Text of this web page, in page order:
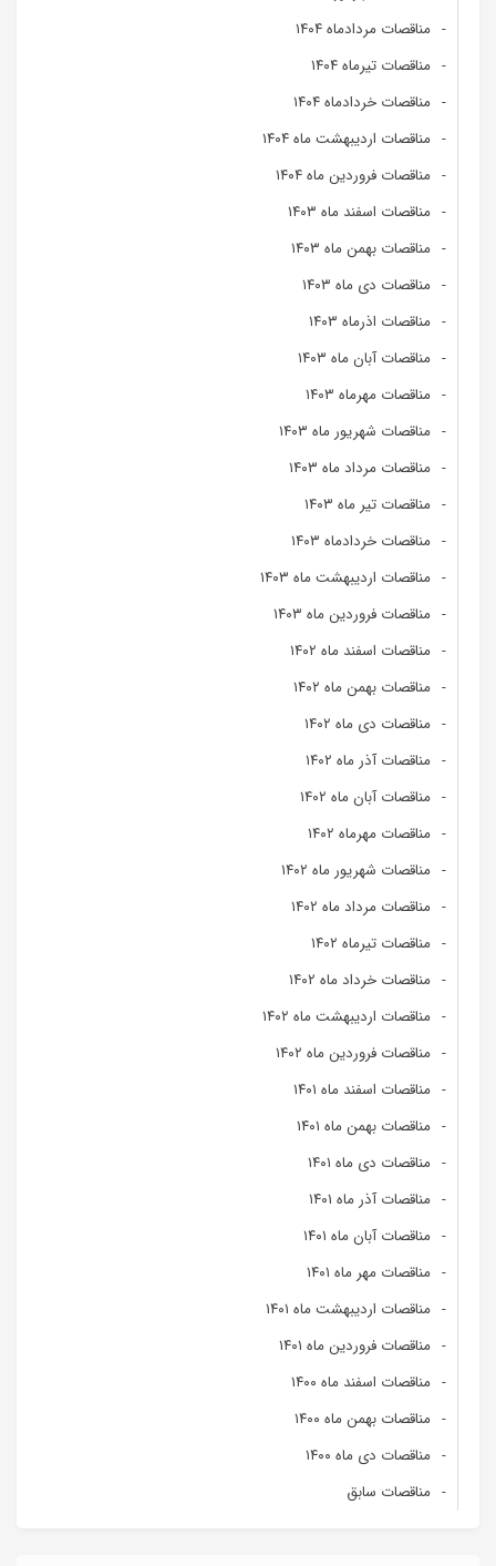
مناقصات مردادماه ۱۴۰۴
مناقصات تیرماه ۱۴۰۴
مناقصات خردادماه ۱۴۰۴
مناقصات اردیبهشت ماه ۱۴۰۴
مناقصات فروردین ماه ۱۴۰۴
مناقصات اسفند ماه ۱۴۰۳
مناقصات بهمن ماه ۱۴۰۳
مناقصات دی ماه ۱۴۰۳
مناقصات اذرماه ۱۴۰۳
مناقصات آبان ماه ۱۴۰۳
مناقصات مهرماه ۱۴۰۳
مناقصات شهریور ماه ۱۴۰۳
مناقصات مرداد ماه ۱۴۰۳
مناقصات تیر ماه ۱۴۰۳
مناقصات خردادماه ۱۴۰۳
مناقصات اردیبهشت ماه ۱۴۰۳
مناقصات فروردین ماه ۱۴۰۳
مناقصات اسفند ماه ۱۴۰۲
مناقصات بهمن ماه ۱۴۰۲
مناقصات دی ماه ۱۴۰۲
مناقصات آذر ماه ۱۴۰۲
مناقصات آبان ماه ۱۴۰۲
مناقصات مهرماه ۱۴۰۲
مناقصات شهریور ماه ۱۴۰۲
مناقصات مرداد ماه ۱۴۰۲
مناقصات تیرماه ۱۴۰۲
مناقصات خرداد ماه ۱۴۰۲
مناقصات اردیبهشت ماه ۱۴۰۲
مناقصات فروردین ماه ۱۴۰۲
مناقصات اسفند ماه ۱۴۰۱
مناقصات بهمن ماه ۱۴۰۱
مناقصات دی ماه ۱۴۰۱
مناقصات آذر ماه ۱۴۰۱
مناقصات آبان ماه ۱۴۰۱
مناقصات مهر ماه ۱۴۰۱
مناقصات اردیبهشت ماه ۱۴۰۱
مناقصات فروردین ماه ۱۴۰۱
مناقصات اسفند ماه ۱۴۰۰
مناقصات بهمن ماه ۱۴۰۰
مناقصات دی ماه ۱۴۰۰
مناقصات سابق